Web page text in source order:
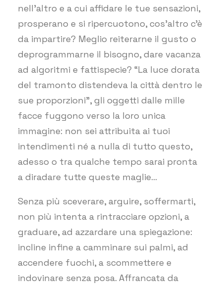
nell’altro e a cui affidare le tue sensazioni,
prosperano e si ripercuotono, cos’altro c’è
da impartire? Meglio reiterarne il gusto o
deprogrammarne il bisogno, dare vacanza
ad algoritmi e fattispecie? “La luce dorata
del tramonto distendeva la città dentro le
sue proporzioni”, gli oggetti dalle mille
facce fuggono verso la loro unica
immagine: non sei attribuita ai tuoi
intendimenti né a nulla di tutto questo,
adesso o tra qualche tempo sarai pronta
a diradare tutte queste maglie…
Senza più sceverare, arguire, soffermarti,
non più intenta a rintracciare opzioni, a
graduare, ad azzardare una spiegazione:
incline infine a camminare sui palmi, ad
accendere fuochi, a scommettere e
indovinare senza posa. Affrancata da